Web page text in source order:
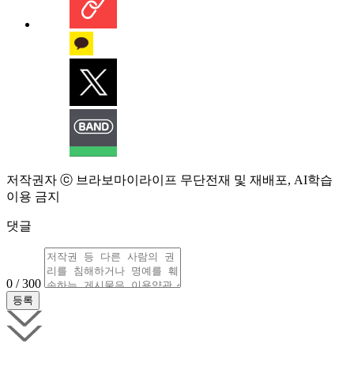
저작권자 ⓒ 브라보마이라이프 무단전재 및 재배포, AI학습
이용 금지
댓글
0 / 300